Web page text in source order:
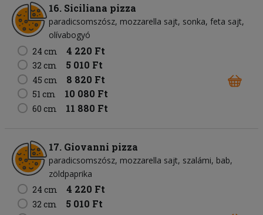
16. Siciliana pizza
paradicsomszósz mozzarella sajt sonka feta sajt
olívabogyó
24 cm
4 220 Ft
32 cm 5 010 Ft
45 cm 8 820 Ft
51 cm 10 080 Ft
60 cm 11 880 Ft
17. Giovanni pizza
paradicsomszósz mozzarella sajt szalámi bab
zöldpaprika
24 cm
4 220 Ft
32 cm 5 010 Ft